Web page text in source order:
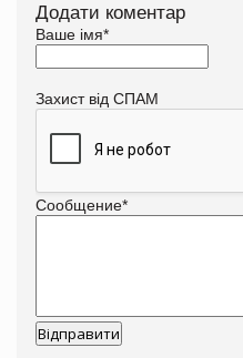
Додати коментар
Ваше імя*
Захист від СПАМ
Сообщение*